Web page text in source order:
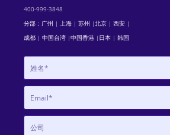
400-999-3848
分部：广州 | 上海 | 苏州 |北京 | 西安 |
成都 | 中国台湾 |中国香港 |日本 | 韩国